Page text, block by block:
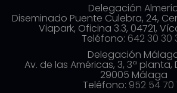
Delegación
Diseminado Puente Culebra, 24,
Viapark, Oficina 3.3, 04721,
Teléfono: 642 30 30
Delegación
Av. de las Américas, 3, 3ª planta,
29005 Málaga
Teléfono: 952 54 70